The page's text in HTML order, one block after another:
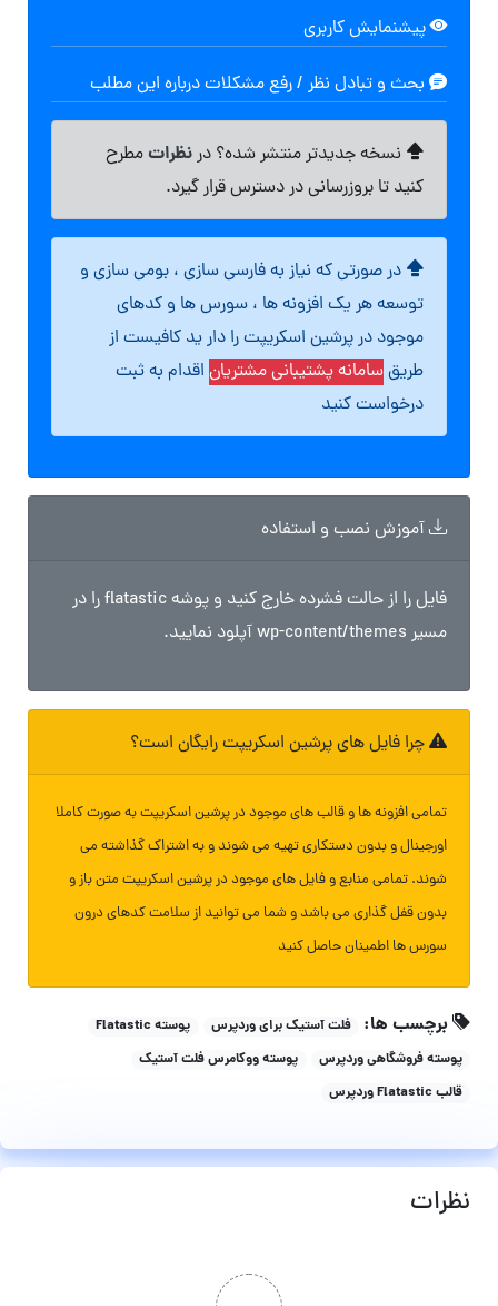
پیشنمایش کاربری
بحث و تبادل نظر / رفع مشکلات درباره این مطلب
نسخه جدیدتر منتشر شده؟ درنظراتمطرح
کنید تا بروزرسانی در دسترس قرار گیرد.
در صورتی که نیاز به فارسی سازی ، بومی سازی و
توسعه هر یک افزونه ها ، سورس ها و کدهای
موجود در پرشین اسکریپت را دار ید کافیست از
طریقسامانه پشتیبانی مشتریان اقدام به ثبت
درخواست کنید
آموزش نصب و استفاده
فایل را از حالت فشرده خارج کنید و پوشه flatastic را در
مسیر wp-content/themes آپلود نمایید.
چرا فایل های پرشین اسکریپت رایگان است؟
تمامی افزونه ها و قالب های موجود در پرشین اسکریپت به صورت کاملا
اورجینال و بدون دستکاری تهیه می شوند و به اشتراک گذاشته می
شوند. تمامی منابع و فایل های موجود در پرشین اسکریپت متن باز و
بدون قفل گذاری می باشد و شما می توانید از سلامت کدهای درون
سورس ها اطمینان حاصل کنید
برچسب ها: فلت آستیک برای وردپرس
پوسته Flatastic
پوسته فروشگاهی وردپرس
پوسته ووکامرس فلت آستیک
قالب Flatastic وردپرس
نظرات